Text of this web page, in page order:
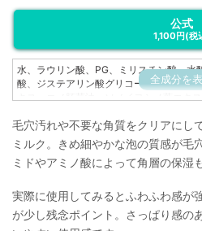
公式
1,100円(税
全成分を
水、ラウリン酸、PG、ミリスチン酸、水
酸、ジステアリン酸グリコール、ココイ
キス、コメ胚芽油、ソメイヨシノ葉エキ
ロピルメチルセルロース、ペンテト酸
ィトステリル/オクチルドデシル)、トコフ
毛穴汚れや不要な角質をクリアにし
ミルク。きめ細やかな泡の質感が毛
ミドやアミノ酸によって角層の保湿
実際に使用してみるとふわふわ感が
が少し残念ポイント。さっぱり感の